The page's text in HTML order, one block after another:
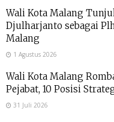
Wali Kota Malang
Djulharjanto sebagai
Malang
1 Agustus 2026
Wali Kota Malang
Pejabat, 10 Posisi
31 Juli 2026